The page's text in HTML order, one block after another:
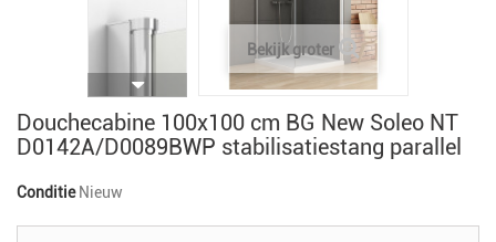
Bekijk groter
Douchecabine 100x100 cm BG New Soleo NT
D0142A/D0089BWP stabilisatiestang parallel
Conditie Nieuw